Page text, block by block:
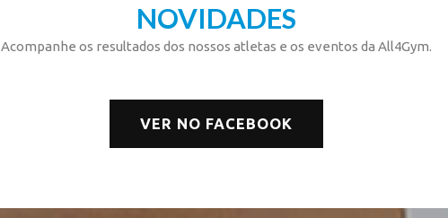
NOVIDADES
Acompanhe os resultados dos nossos atletas e os eventos da All4Gym.
VER NO FACEBOOK